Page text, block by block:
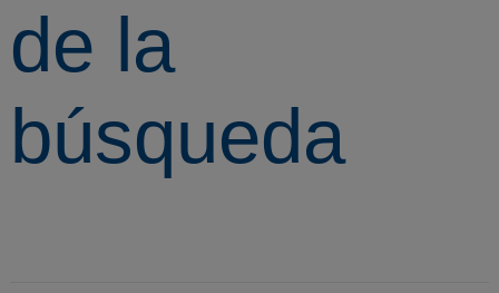
de la
búsqueda